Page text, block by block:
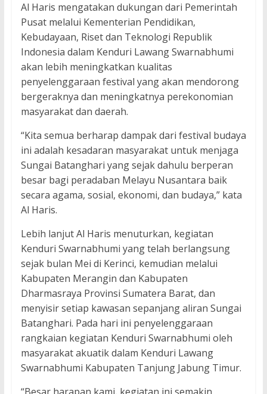
Al Haris mengatakan dukungan dari Pemerintah
Pusat melalui Kementerian Pendidikan,
Kebudayaan, Riset dan Teknologi Republik
Indonesia dalam Kenduri Lawang Swarnabhumi
akan lebih meningkatkan kualitas
penyelenggaraan festival yang akan mendorong
bergeraknya dan meningkatnya perekonomian
masyarakat dan daerah.
“Kita semua berharap dampak dari festival budaya
ini adalah kesadaran masyarakat untuk menjaga
Sungai Batanghari yang sejak dahulu berperan
besar bagi peradaban Melayu Nusantara baik
secara agama, sosial, ekonomi, dan budaya,” kata
Al Haris.
Lebih lanjut Al Haris menuturkan, kegiatan
Kenduri Swarnabhumi yang telah berlangsung
sejak bulan Mei di Kerinci, kemudian melalui
Kabupaten Merangin dan Kabupaten
Dharmasraya Provinsi Sumatera Barat, dan
menyisir setiap kawasan sepanjang aliran Sungai
Batanghari. Pada hari ini penyelenggaraan
rangkaian kegiatan Kenduri Swarnabhumi oleh
masyarakat akuatik dalam Kenduri Lawang
Swarnabhumi Kabupaten Tanjung Jabung Timur.